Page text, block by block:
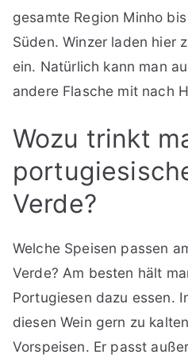
gesamte Region Minho
Süden. Winzer laden hier
ein. Natürlich kann man
andere Flasche mit nach
Wozu trinkt
Verde?
Welche Speisen passen
Verde? Am besten hält
Portugiesen dazu essen.
diesen Wein gern zu
Vorspeisen. Er passt